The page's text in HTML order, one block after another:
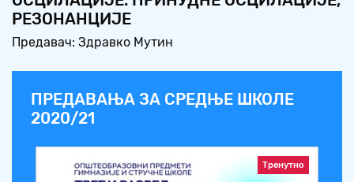
РЕЗОНАНЦИЈЕ
Предавач: Здравко Мутин
ПРЕДАВАЊА ЗА СРЕДЊЕ ШКОЛЕ
2020/21
Тренутно